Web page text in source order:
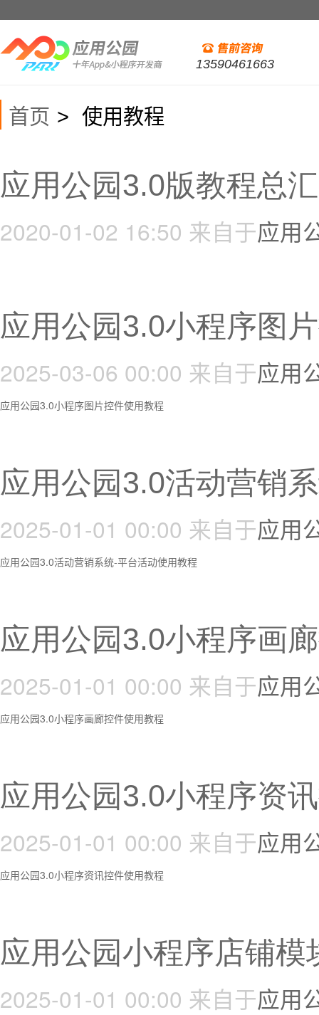
13590461663
首页 > 使用教程
应用公园3.0版教程总汇
2020-01-02 16:50 来自于应用
应用公园3.0小程序图
2025-03-06 00:00 来自于应用
应用公园3.0小程序图片控件使用教程
应用公园3.0活动营销
2025-01-01 00:00 来自于应用
应用公园3.0活动营销系统-平台活动使用教程
应用公园3.0小程序画
2025-01-01 00:00 来自于应用
应用公园3.0小程序画廊控件使用教程
应用公园3.0小程序资
2025-01-01 00:00 来自于应用
应用公园3.0小程序资讯控件使用教程
应用公园小程序店铺模
2025-01-01 00:00 来自于应用